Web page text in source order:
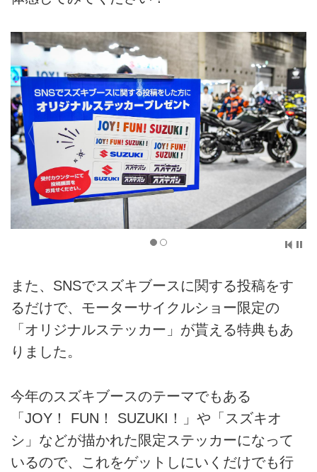
また、SNSでスズキブースに関する投稿をす
るだけで、モーターサイクルショー限定の
「オリジナルステッカー」が貰える特典もあ
りました。
今年のスズキブースのテーマでもある
「JOY！ FUN！ SUZUKI！」や「スズキオ
シ」などが描かれた限定ステッカーになって
いるので、これをゲットしにいくだけでも行